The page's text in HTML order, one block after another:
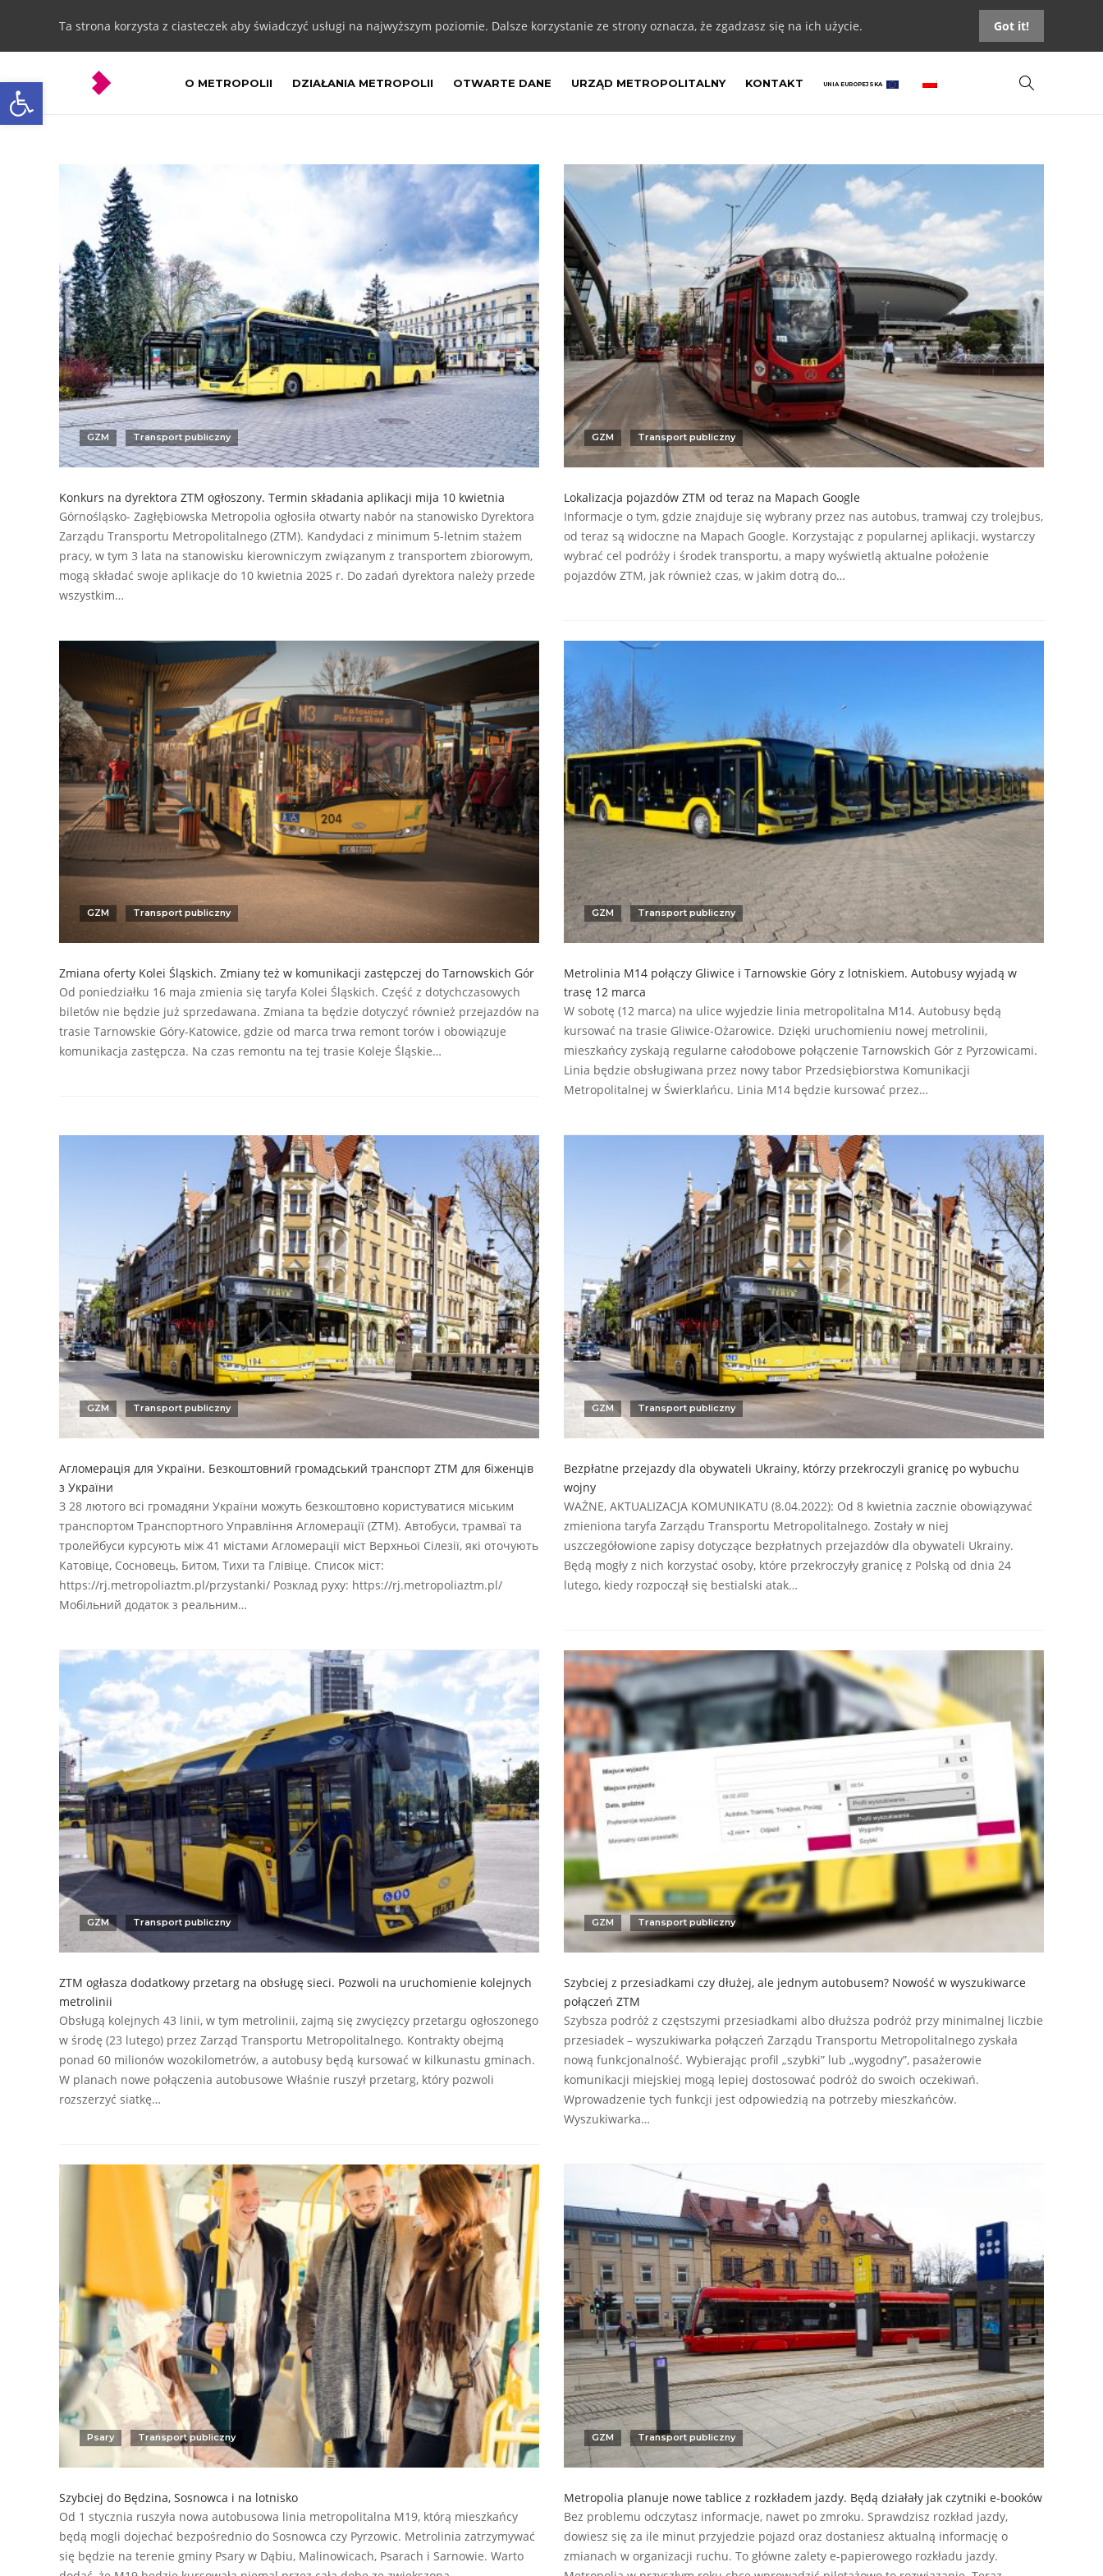
Otwórz pasek narzędzi
Ta strona korzysta z ciasteczek aby świadczyć usługi na najwyższym poziomie. Dalsze korzystanie ze strony oznacza, że zgadzasz się na ich użycie. Got it!
O METROPOLII DZIAŁANIA METROPOLII OTWARTE DANE URZĄD METROPOLITALNY KONTAKT UNIA EUROPEJSKA
GZM Transport publiczny
Konkurs na dyrektora ZTM ogłoszony. Termin składania aplikacji mija 10 kwietnia
Górnośląsko- Zagłębiowska Metropolia ogłosiła otwarty nabór na stanowisko Dyrektora
Zarządu Transportu Metropolitalnego (ZTM). Kandydaci z minimum 5-letnim stażem
pracy, w tym 3 lata na stanowisku kierowniczym związanym z transportem zbiorowym,
mogą składać swoje aplikacje do 10 kwietnia 2025 r. Do zadań dyrektora należy przede
wszystkim…
GZM Transport publiczny
Lokalizacja pojazdów ZTM od teraz na Mapach Google
Informacje o tym, gdzie znajduje się wybrany przez nas autobus, tramwaj czy trolejbus,
od teraz są widoczne na Mapach Google. Korzystając z popularnej aplikacji, wystarczy
wybrać cel podróży i środek transportu, a mapy wyświetlą aktualne położenie
pojazdów ZTM, jak również czas, w jakim dotrą do…
GZM Transport publiczny
Zmiana oferty Kolei Śląskich. Zmiany też w komunikacji zastępczej do Tarnowskich Gór
Od poniedziałku 16 maja zmienia się taryfa Kolei Śląskich. Część z dotychczasowych
biletów nie będzie już sprzedawana. Zmiana ta będzie dotyczyć również przejazdów na
trasie Tarnowskie Góry-Katowice, gdzie od marca trwa remont torów i obowiązuje
komunikacja zastępcza. Na czas remontu na tej trasie Koleje Śląskie…
GZM Transport publiczny
Metrolinia M14 połączy Gliwice i Tarnowskie Góry z lotniskiem. Autobusy wyjadą w
trasę 12 marca
W sobotę (12 marca) na ulice wyjedzie linia metropolitalna M14. Autobusy będą
kursować na trasie Gliwice-Ożarowice. Dzięki uruchomieniu nowej metrolinii,
mieszkańcy zyskają regularne całodobowe połączenie Tarnowskich Gór z Pyrzowicami.
Linia będzie obsługiwana przez nowy tabor Przedsiębiorstwa Komunikacji
Metropolitalnej w Świerklańcu. Linia M14 będzie kursować przez…
GZM Transport publiczny
Агломерація для України. Безкоштовний громадський транспорт ZTM для біженців
з України
З 28 лютого всі громадяни України можуть безкоштовно користуватися міським
транспортом Транспортного Управління Агломерації (ZTM). Автобуси, трамваї та
тролейбуси курсують між 41 містами Агломерації міст Верхньої Сілезії, які оточують
Катовіце, Сосновець, Битом, Тихи та Глівіце. Список міст:
https://rj.metropoliaztm.pl/przystanki/ Розклад руху: https://rj.metropoliaztm.pl/
Мобільний додаток з реальним…
GZM Transport publiczny
Bezpłatne przejazdy dla obywateli Ukrainy, którzy przekroczyli granicę po wybuchu
wojny
WAŻNE, AKTUALIZACJA KOMUNIKATU (8.04.2022): Od 8 kwietnia zacznie obowiązywać
zmieniona taryfa Zarządu Transportu Metropolitalnego. Zostały w niej
uszczegółowione zapisy dotyczące bezpłatnych przejazdów dla obywateli Ukrainy.
Będą mogły z nich korzystać osoby, które przekroczyły granicę z Polską od dnia 24
lutego, kiedy rozpoczął się bestialski atak…
GZM Transport publiczny
ZTM ogłasza dodatkowy przetarg na obsługę sieci. Pozwoli na uruchomienie kolejnych
metrolinii
Obsługą kolejnych 43 linii, w tym metrolinii, zajmą się zwycięzcy przetargu ogłoszonego
w środę (23 lutego) przez Zarząd Transportu Metropolitalnego. Kontrakty obejmą
ponad 60 milionów wozokilometrów, a autobusy będą kursować w kilkunastu gminach.
W planach nowe połączenia autobusowe Właśnie ruszył przetarg, który pozwoli
rozszerzyć siatkę…
GZM Transport publiczny
Szybciej z przesiadkami czy dłużej, ale jednym autobusem? Nowość w wyszukiwarce
połączeń ZTM
Szybsza podróż z częstszymi przesiadkami albo dłuższa podróż przy minimalnej liczbie
przesiadek – wyszukiwarka połączeń Zarządu Transportu Metropolitalnego zyskała
nową funkcjonalność. Wybierając profil „szybki” lub „wygodny”, pasażerowie
komunikacji miejskiej mogą lepiej dostosować podróż do swoich oczekiwań.
Wprowadzenie tych funkcji jest odpowiedzią na potrzeby mieszkańców.
Wyszukiwarka…
Psary Transport publiczny
Szybciej do Będzina, Sosnowca i na lotnisko
Od 1 stycznia ruszyła nowa autobusowa linia metropolitalna M19, którą mieszkańcy
będą mogli dojechać bezpośrednio do Sosnowca czy Pyrzowic. Metrolinia zatrzymywać
się będzie na terenie gminy Psary w Dąbiu, Malinowicach, Psarach i Sarnowie. Warto
GZM Transport publiczny
Metropolia planuje nowe tablice z rozkładem jazdy. Będą działały jak czytniki e-booków
Bez problemu odczytasz informacje, nawet po zmroku. Sprawdzisz rozkład jazdy,
dowiesz się za ile minut przyjedzie pojazd oraz dostaniesz aktualną informację o
zmianach w organizacji ruchu. To główne zalety e-papierowego rozkładu jazdy.